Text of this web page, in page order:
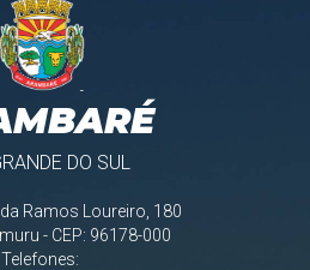
DO SUL
Ramos Loureiro, 180
- CEP: 96178-000
Telefones: